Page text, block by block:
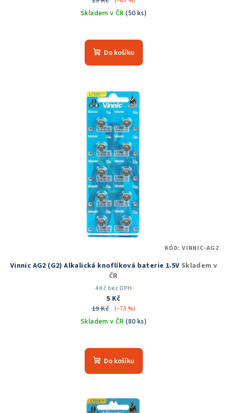
Skladem v ČR(50 ks)
Do košíku
Vinnic AG2 (G2) Alkalická knoflíková baterie 1.5V Skladem v
ČR
4 Kč bez DPH
5 Kč
19 Kč
(–73 %)
Skladem v ČR(80 ks)
Do košíku
KÓD: VINNIC-AG2